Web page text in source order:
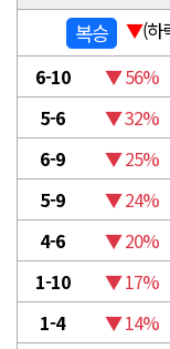
복승 ▼(하
6-10
▼ 56%
5-6
▼ 32%
6-9
▼ 25%
5-9
▼ 24%
4-6
▼ 20%
1-10
▼ 17%
1-4
▼ 14%